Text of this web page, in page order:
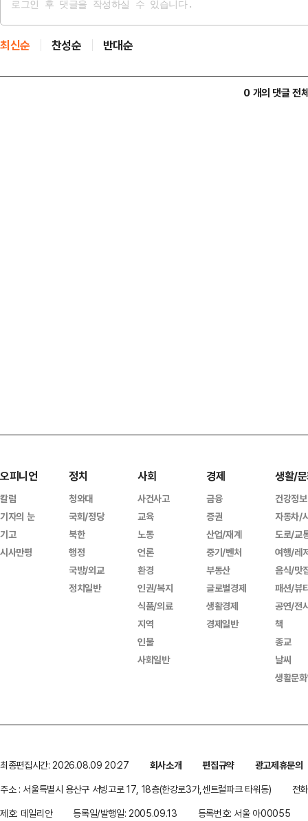
최신순 찬성순 반대순
0 개의 댓글 전
오피니언
칼럼
기자의 눈
기고
시사만평
정치
청와대
국회/정당
북한
행정
국방/외교
정치일반
사회
사건사고
교육
노동
언론
환경
인권/복지
식품/의료
지역
인물
사회일반
경제
금융
증권
산업/재계
중기/벤처
부동산
글로벌경제
생활경제
경제일반
생활/
건강정보
자동차/
도로/교
여행/레
음식/맛
패션/뷰
공연/전
책
종교
날씨
생활문
최종편집시간: 2026.08.09 20:27 회사소개 편집규약
광고제휴문의
주소 : 서울특별시 용산구 서빙고로 17, 18층(한강로3가,센트럴파크 타워동)
전
제호: 데일리안
등록일/발행일: 2005.09.13 등록번호: 서울 아00055